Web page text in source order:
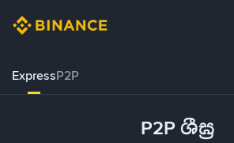
ExpressP2P
P2P ශීඝ්‍ර